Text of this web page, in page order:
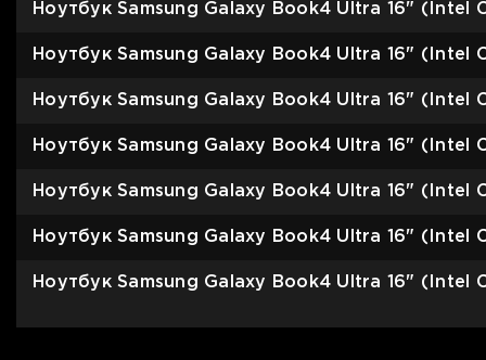
Ноутбук Samsung Galaxy Book4 Ultra 16"
Ноутбук Samsung Galaxy Book4 Ultra 16"
Ноутбук Samsung Galaxy Book4 Ultra 16"
Ноутбук Samsung Galaxy Book4 Ultra 16" (Intel
Ноутбук Samsung Galaxy Book4 Ultra 16" (Intel
Ноутбук Samsung Galaxy Book4 Ultra 16" (Intel
Ноутбук Samsung Galaxy Book4 Ultra 16" (Intel